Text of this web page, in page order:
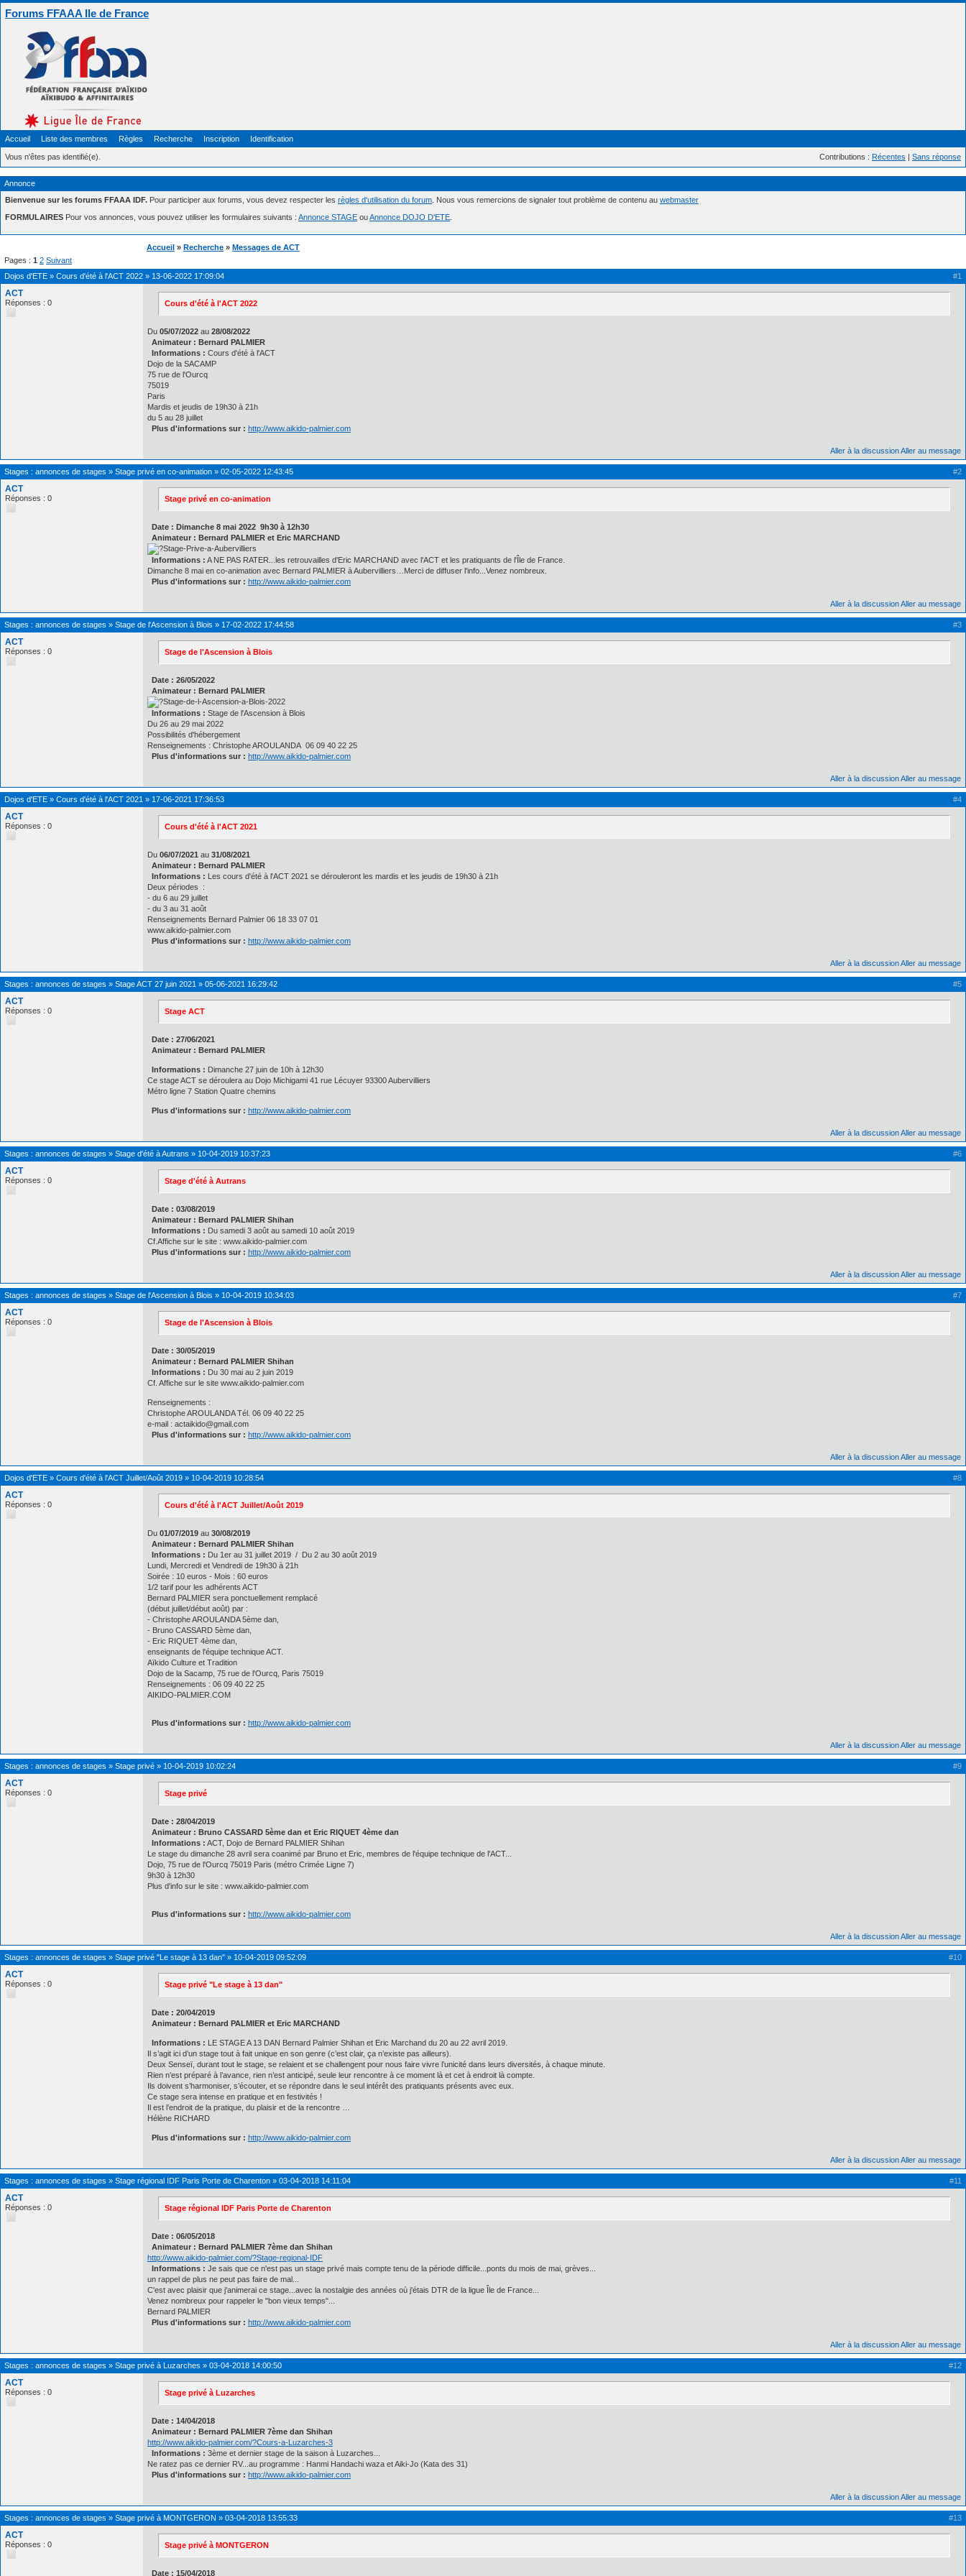
Forums FFAAA Ile de France
Accueil Liste des membres Règles Recherche Inscription Identification
Vous n'êtes pas identifié(e). Contributions : Récentes | Sans réponse
Annonce
Bienvenue sur les forums FFAAA IDF. Pour participer aux forums, vous devez respecter les règles d'utilisation du forum . Nous vous remercions de signaler tout problème de contenu au webmaster
FORMULAIRES Pour vos annonces, vous pouvez utiliser les formulaires suivants : Annonce STAGE ouAnnonce DOJO D'ETE
Accueil » Recherche » Messages de ACT
Pages : 1 2 Suivant
#1
Dojos d'ETE » Cours d'été à l'ACT 2022 » 13-06-2022 17:09:04
ACT
Réponses : 0 Cours d'été à l'ACT 2022
Du 05/07/2022 au 28/08/2022
Animateur : Bernard PALMIER
Informations : Cours d'été à l'ACT
Dojo de la SACAMP
75 rue de l'Ourcq
75019
Paris
Mardis et jeudis de 19h30 à 21h
du 5 au 28 juillet
Plus d'informations sur : http://www.aikido-palmier.com
Aller à la discussionAller au message
#2
Stages : annonces de stages » Stage privé en co-animation » 02-05-2022 12:43:45
ACT
Réponses : 0 Stage privé en co-animation
Date : Dimanche 8 mai 2022 9h30 à 12h30
Animateur : Bernard PALMIER et Eric MARCHAND
Informations : A NE PAS RATER...les retrouvailles d'Eric MARCHAND avec l'ACT et les pratiquants de l'Île de France.
Dimanche 8 mai en co-animation avec Bernard PALMIER à Aubervilliers…Merci de diffuser l'info...Venez nombreux.
Plus d'informations sur : http://www.aikido-palmier.com
Aller à la discussionAller au message
#3
Stages : annonces de stages » Stage de l'Ascension à Blois » 17-02-2022 17:44:58
ACT
Réponses : 0 Stage de l'Ascension à Blois
Date : 26/05/2022
Animateur : Bernard PALMIER
Informations : Stage de l'Ascension à Blois
Du 26 au 29 mai 2022
Possibilités d'hébergement
Renseignements : Christophe AROULANDA 06 09 40 22 25
Plus d'informations sur : http://www.aikido-palmier.com
Aller à la discussionAller au message
#4
Dojos d'ETE » Cours d'été à l'ACT 2021 » 17-06-2021 17:36:53
ACT
Réponses : 0 Cours d'été à l'ACT 2021
Du 06/07/2021 au 31/08/2021
Animateur : Bernard PALMIER
Informations : Les cours d'été à l'ACT 2021 se dérouleront les mardis et les jeudis de 19h30 à 21h
Deux périodes :
- du 6 au 29 juillet
- du 3 au 31 août
Renseignements Bernard Palmier 06 18 33 07 01
www.aikido-palmier.com
Plus d'informations sur : http://www.aikido-palmier.com
Aller à la discussionAller au message
#5
Stages : annonces de stages » Stage ACT 27 juin 2021 » 05-06-2021 16:29:42
ACT
Réponses : 0 Stage ACT
Date : 27/06/2021
Animateur : Bernard PALMIER
Informations : Dimanche 27 juin de 10h à 12h30
Ce stage ACT se déroulera au Dojo Michigami 41 rue Lécuyer 93300 Aubervilliers
Métro ligne 7 Station Quatre chemins
Plus d'informations sur : http://www.aikido-palmier.com
Aller à la discussionAller au message
#6
Stages : annonces de stages » Stage d'été à Autrans » 10-04-2019 10:37:23
ACT
Réponses : 0 Stage d'été à Autrans
Date : 03/08/2019
Animateur : Bernard PALMIER Shihan
Informations : Du samedi 3 août au samedi 10 août 2019
Cf.Affiche sur le site : www.aikido-palmier.com
Plus d'informations sur : http://www.aikido-palmier.com
Aller à la discussionAller au message
#7
Stages : annonces de stages » Stage de l'Ascension à Blois » 10-04-2019 10:34:03
ACT
Réponses : 0 Stage de l'Ascension à Blois
Date : 30/05/2019
Animateur : Bernard PALMIER Shihan
Informations : Du 30 mai au 2 juin 2019
Cf. Affiche sur le site www.aikido-palmier.com
Renseignements :
Christophe AROULANDA Tél. 06 09 40 22 25
e-mail : actaikido@gmail.com
Plus d'informations sur : http://www.aikido-palmier.com
Aller à la discussionAller au message
#8
Dojos d'ETE » Cours d'été à l'ACT Juillet/Août 2019 » 10-04-2019 10:28:54
ACT
Réponses : 0 Cours d'été à l'ACT Juillet/Août 2019
Du 01/07/2019 au 30/08/2019
Animateur : Bernard PALMIER Shihan
Informations : Du 1er au 31 juillet 2019 / Du 2 au 30 août 2019
Lundi, Mercredi et Vendredi de 19h30 à 21h
Soirée : 10 euros - Mois : 60 euros
1/2 tarif pour les adhérents ACT
Bernard PALMIER sera ponctuellement remplacé
(début juillet/début août) par :
- Christophe AROULANDA 5ème dan,
- Bruno CASSARD 5ème dan,
- Eric RIQUET 4ème dan,
enseignants de l'équipe technique ACT.
Aïkido Culture et Tradition
Dojo de la Sacamp, 75 rue de l'Ourcq, Paris 75019
Renseignements : 06 09 40 22 25
AIKIDO-PALMIER.COM
Plus d'informations sur : http://www.aikido-palmier.com
Aller à la discussionAller au message
#9
Stages : annonces de stages » Stage privé » 10-04-2019 10:02:24
ACT
Réponses : 0 Stage privé
Date : 28/04/2019
Animateur : Bruno CASSARD 5ème dan et Eric RIQUET 4ème dan
Informations : ACT, Dojo de Bernard PALMIER Shihan
Le stage du dimanche 28 avril sera coanimé par Bruno et Eric, membres de l'équipe technique de l'ACT...
Dojo, 75 rue de l'Ourcq 75019 Paris (métro Crimée Ligne 7)
9h30 à 12h30
Plus d'info sur le site : www.aikido-palmier.com
Plus d'informations sur : http://www.aikido-palmier.com
Aller à la discussionAller au message
#10
Stages : annonces de stages » Stage privé "Le stage à 13 dan" » 10-04-2019 09:52:09
ACT
Réponses : 0 Stage privé "Le stage à 13 dan"
Date : 20/04/2019
Animateur : Bernard PALMIER et Eric MARCHAND
Informations : LE STAGE A 13 DAN Bernard Palmier Shihan et Eric Marchand du 20 au 22 avril 2019.
Il s’agit ici d’un stage tout à fait unique en son genre (c’est clair, ça n’existe pas ailleurs).
Deux Senseï, durant tout le stage, se relaient et se challengent pour nous faire vivre l’unicité dans leurs diversités, à chaque minute.
Rien n’est préparé à l’avance, rien n’est anticipé, seule leur rencontre à ce moment là et cet à endroit là compte.
Ils doivent s’harmoniser, s’écouter, et se répondre dans le seul intérêt des pratiquants présents avec eux.
Ce stage sera intense en pratique et en festivités !
Il est l’endroit de la pratique, du plaisir et de la rencontre …
Hélène RICHARD
Plus d'informations sur : http://www.aikido-palmier.com
Aller à la discussionAller au message
#11
Stages : annonces de stages » Stage régional IDF Paris Porte de Charenton » 03-04-2018 14:11:04
ACT
Réponses : 0 Stage régional IDF Paris Porte de Charenton
Date : 06/05/2018
Animateur : Bernard PALMIER 7ème dan Shihan
http://www.aikido-palmier.com/?Stage-regional-IDF
Informations : Je sais que ce n'est pas un stage privé mais compte tenu de la période difficile...ponts du mois de mai, grèves...
un rappel de plus ne peut pas faire de mal...
C'est avec plaisir que j'animerai ce stage...avec la nostalgie des années où j'étais DTR de la ligue Île de France...
Venez nombreux pour rappeler le "bon vieux temps"...
Bernard PALMIER
Plus d'informations sur : http://www.aikido-palmier.com
Aller à la discussionAller au message
#12
Stages : annonces de stages » Stage privé à Luzarches » 03-04-2018 14:00:50
ACT
Réponses : 0 Stage privé à Luzarches
Date : 14/04/2018
Animateur : Bernard PALMIER 7ème dan Shihan
http://www.aikido-palmier.com/?Cours-a-Luzarches-3
Informations : 3ème et dernier stage de la saison à Luzarches...
Ne ratez pas ce dernier RV...au programme : Hanmi Handachi waza et Aiki-Jo (Kata des 31)
Plus d'informations sur : http://www.aikido-palmier.com
Aller à la discussionAller au message
#13
Stages : annonces de stages » Stage privé à MONTGERON » 03-04-2018 13:55:33
ACT
Réponses : 0 Stage privé à MONTGERON
Date : 15/04/2018